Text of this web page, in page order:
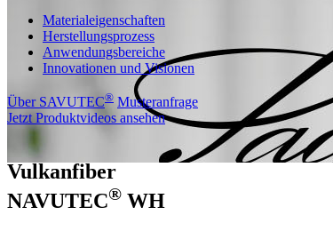
Materialeigenschaften
Herstellungsprozess
Anwendungsbereiche
Innovationen und Visionen
Über SAVUTEC® Musteranfrage
Jetzt Produktvideos ansehen
Vulkanfiber
NAVUTEC® WH